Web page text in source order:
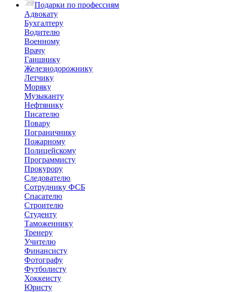
Подарки по профессиям
Адвокату
Бухгалтеру
Водителю
Военному
Врачу
Гаишнику
Железнодорожнику
Летчику
Моряку
Музыканту
Нефтянику
Писателю
Повару
Пограничнику
Пожарному
Полицейскому
Программисту
Прокурору
Следователю
Сотруднику ФСБ
Спасателю
Строителю
Студенту
Таможеннику
Тренеру
Учителю
Финансисту
Фотографу
Футболисту
Хоккеисту
Юристу